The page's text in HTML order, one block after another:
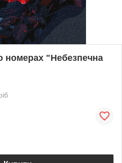
номерах "Небезпечна